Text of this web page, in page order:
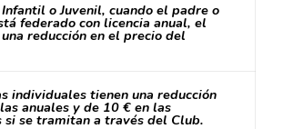
o Juvenil, cuando el padre o
federado con licencia anual, el
reducción en el precio del
individuales tienen una reducción
anuales y de 10 € en las
si se tramitan a través del Club.